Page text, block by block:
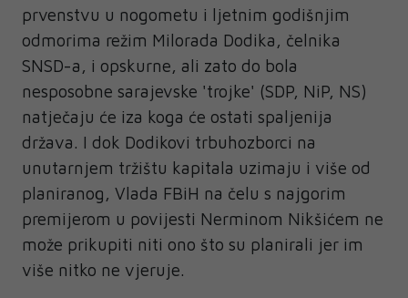
prvenstvu u nogometu i ljetnim godišnjim
odmorima režim Milorada Dodika, čelnika
SNSD-a, i opskurne, ali zato do bola
nesposobne sarajevske 'trojke' (SDP, NiP, NS)
natječaju će iza koga će ostati spaljenija
država. I dok Dodikovi trbuhozborci na
unutarnjem tržištu kapitala uzimaju i više od
planiranog, Vlada FBiH na čelu s najgorim
premijerom u povijesti Nerminom Nikšićem ne
može prikupiti niti ono što su planirali jer im
više nitko ne vjeruje.